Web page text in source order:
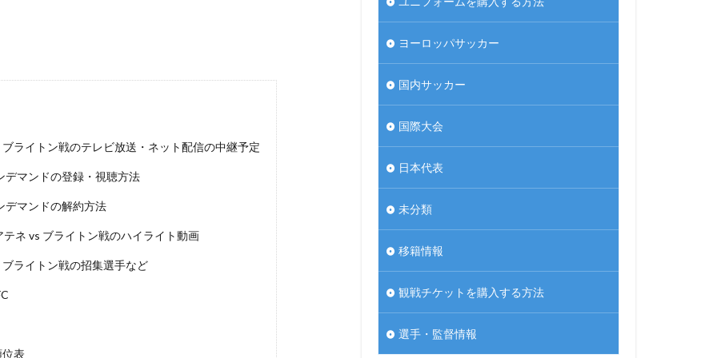
ライトン戦のテレビ放送・ネット配信の中継予定
マンドの登録・視聴方法
マンドの解約方法
ネ vs ブライトン戦のハイライト動画
ライトン戦の招集選手など
表
ヨーロッパサッカー
国内サッカー
国際大会
日本代表
未分類
移籍情報
観戦チケットを購入する方法
選手・監督情報